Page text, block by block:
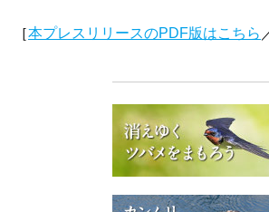
［本プレスリリースのPDF版はこちら